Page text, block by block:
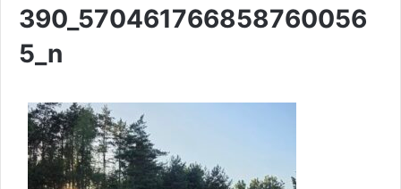
390_570461766858760056
5_n